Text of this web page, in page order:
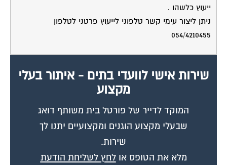
ייעוץ כלשהו .
ניתן ליצור עימי קשר טלפוני לייעוץ פרטני לטלפון
054/4210455
שירות אישי לוועדי בתים - איתור בעלי
מקצוע
המוקד לדייר של פורטל בית משותף דואג
שבעלי מקצוע הוגנים ומקצועיים יתנו לך
שירות.
מלא את הטופס אולחץ לשליחת הודעת